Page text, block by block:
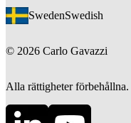
SwedenSwedish
© 2026 Carlo Gavazzi
Alla rättigheter förbehållna.